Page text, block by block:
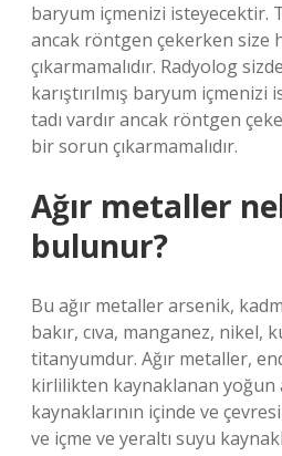
baryum içmenizi isteyecektir.
ancak röntgen çekerken size
çıkarmamalıdır. Radyolog
karıştırılmış baryum
tadı vardır ancak röntgen
bir sorun çıkarmamalıdır.
Ağır metaller
bulunur?
Bu ağır metaller arsenik,
bakır, cıva, manganez, nikel,
titanyumdur. Ağır metaller,
kirlilikten kaynaklanan yoğun
kaynaklarının içinde ve
ve içme ve yeraltı suyu